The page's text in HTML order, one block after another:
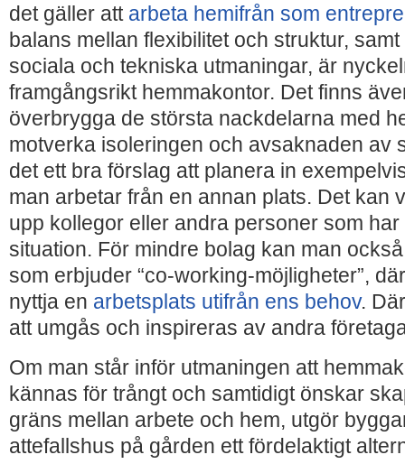
det gäller att arbeta hemifrån som
balans mellan flexibilitet och struktur,
sociala och tekniska utmaningar, är
framgångsrikt hemmakontor. Det finns
överbrygga de största nackdelarna med
motverka isoleringen och avsaknaden av
det ett bra förslag att planera in
man arbetar från en annan plats. Det kan
upp kollegor eller andra personer som
situation. För mindre bolag kan man
som erbjuder “co-working-möjligheter”,
nyttja en arbetsplats utifrån ens behov.
att umgås och inspireras av andra
Om man står inför utmaningen att
kännas för trångt och samtidigt önskar
gräns mellan arbete och hem, utgör
attefallshus på gården ett fördelaktigt